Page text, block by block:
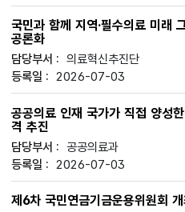
국민과 함께 지역·필수의료 미래
공론화
의료혁신추진단
2026-07-03
공공의료 인재 국가가 직접 양성
격 추진
공공의료과
2026-07-03
제6차 국민연금기금운용위원회 개